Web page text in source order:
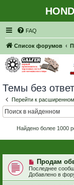
FAQ
Список форумов
Темы без
Перейти к
Найдено более 1000
Н
о
в
о
Продам
Последнее
Добавлено в